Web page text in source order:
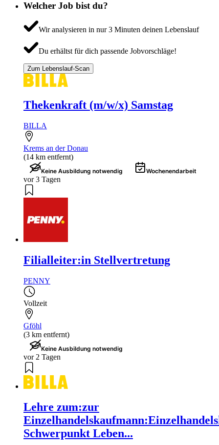
Welcher Job bist du?
Wir analysieren in nur 3 Minuten deinen Lebenslauf
Du erhältst für dich passende Jobvorschläge!
Zum Lebenslauf-Scan
Thekenkraft (m/w/x) Samstag
BILLA
Krems an der Donau
(14 km entfernt)
Keine Ausbildung notwendig Wochenendarbeit
vor 3 Tagen
Filialleiter:in Stellvertretung
PENNY
Vollzeit
Gföhl
(3 km entfernt)
Keine Ausbildung notwendig
vor 2 Tagen
Lehre zum:zur
Schwerpunkt Leben...